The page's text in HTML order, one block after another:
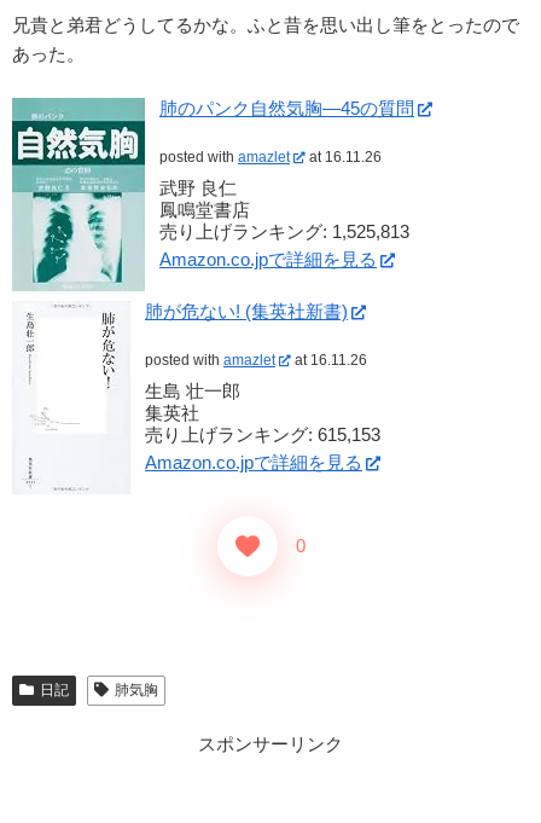
兄貴と弟君どうしてるかな。ふと昔を思い出し筆をとったので
あった。
肺のパンク自然気胸―45の質問
posted with amazlet at 16.11.26
武野 良仁
鳳鳴堂書店
売り上げランキング: 1,525,813
Amazon.co.jpで詳細を見る
肺が危ない! (集英社新書)
posted with amazlet at 16.11.26
生島 壮一郎
集英社
売り上げランキング: 615,153
Amazon.co.jpで詳細を見る
0
日記 肺気胸
スポンサーリンク